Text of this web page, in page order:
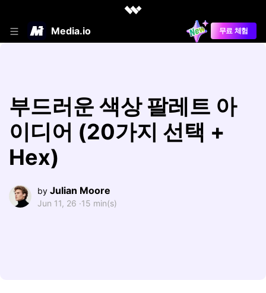
Media.io 무료 체험
부드러운 색상 팔레트 아
이디어 (20가지 선택 +
Hex)
by Julian Moore
Jun 11, 26 ·15 min(s)